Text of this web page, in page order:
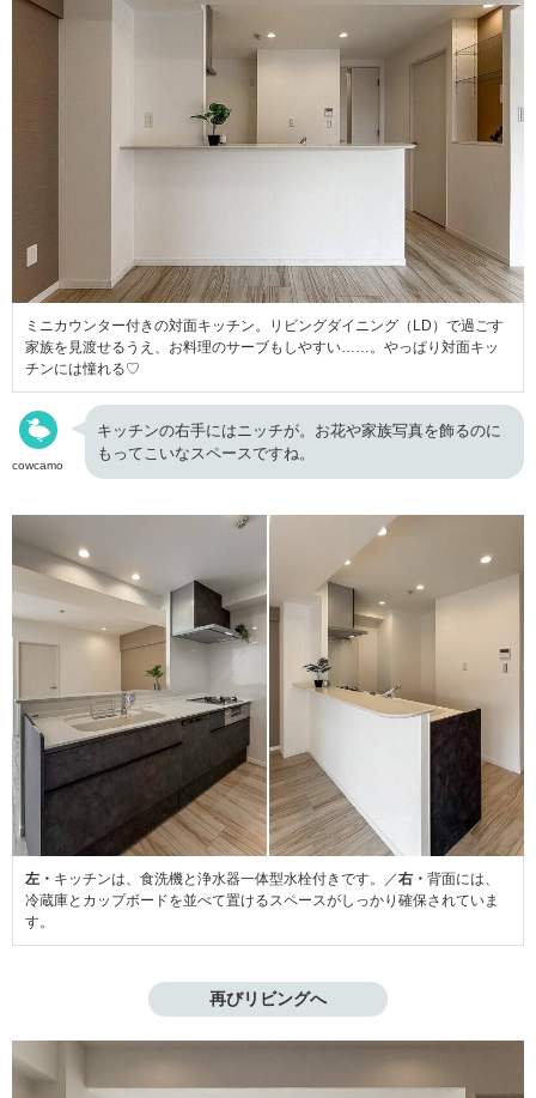
ミニカウンター付きの対面キッチン。リビングダイニング（LD）で過ごす
家族を見渡せるうえ、お料理のサーブもしやすい……。やっぱり対面キッ
チンには憧れる♡
cowcamo
キッチンの右手にはニッチが。お花や家族写真を飾るのに
もってこいなスペースですね。
左・ キッチンは、食洗機と浄水器一体型水栓付きです。／右・ 背面には、
冷蔵庫とカップボードを並べて置けるスペースがしっかり確保されていま
す。
再びリビングへ